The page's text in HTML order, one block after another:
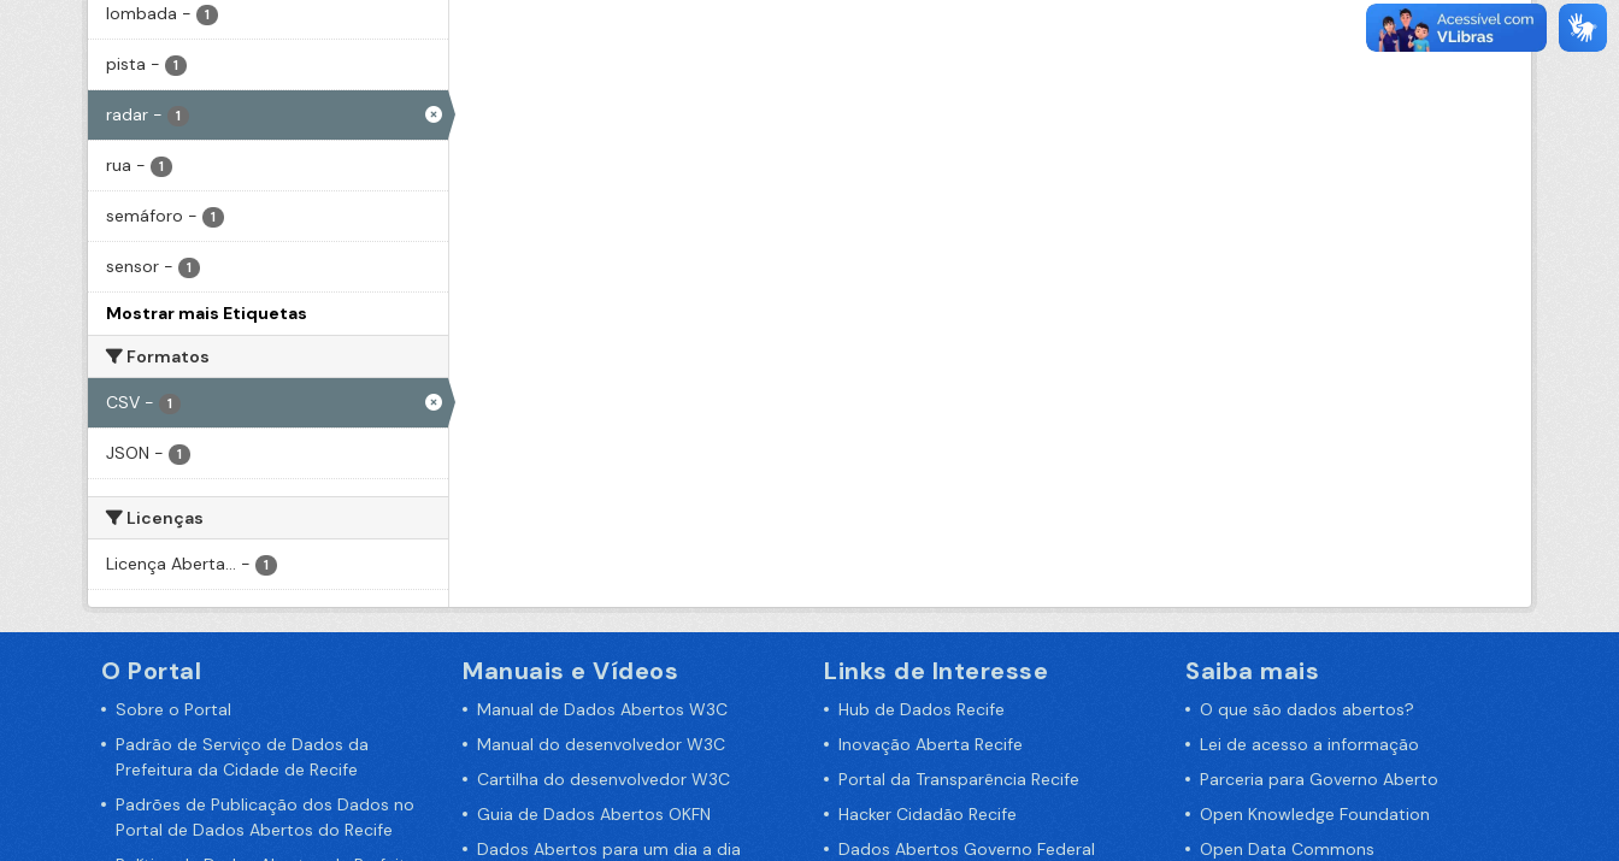
lombada - 1
pista - 1
radar - 1
rua - 1
semáforo - 1
sensor - 1
Mostrar mais Etiquetas
Formatos
CSV - 1
JSON - 1
Licenças
Licença Aberta... - 1
O Portal
Sobre o Portal
Padrão de Serviço de Dados da
Prefeitura da Cidade de Recife
Padrões de Publicação dos Dados no
Portal de Dados Abertos do Recife
Manuais e Vídeos
Manual de Dados Abertos W3C
Manual do desenvolvedor W3C
Cartilha do desenvolvedor W3C
Guia de Dados Abertos OKFN
Dados Abertos para um dia a dia
Links de Interesse
Hub de Dados Recife
Inovação Aberta Recife
Portal da Transparência Recife
Hacker Cidadão Recife
Dados Abertos Governo Federal
Saiba mais
O que são dados abertos?
Lei de acesso a informação
Parceria para Governo Aberto
Open Knowledge Foundation
Open Data Commons